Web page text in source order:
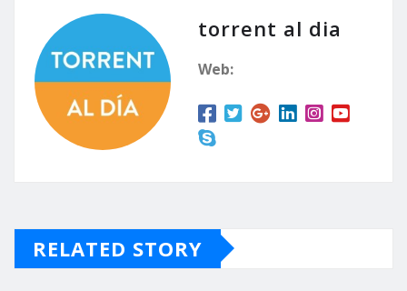
torrent al dia
Web:
RELATED STORY